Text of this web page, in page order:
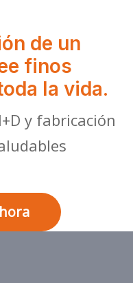
de un
finos
la vida.
y fabricación